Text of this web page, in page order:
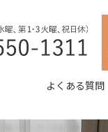
よくある質問